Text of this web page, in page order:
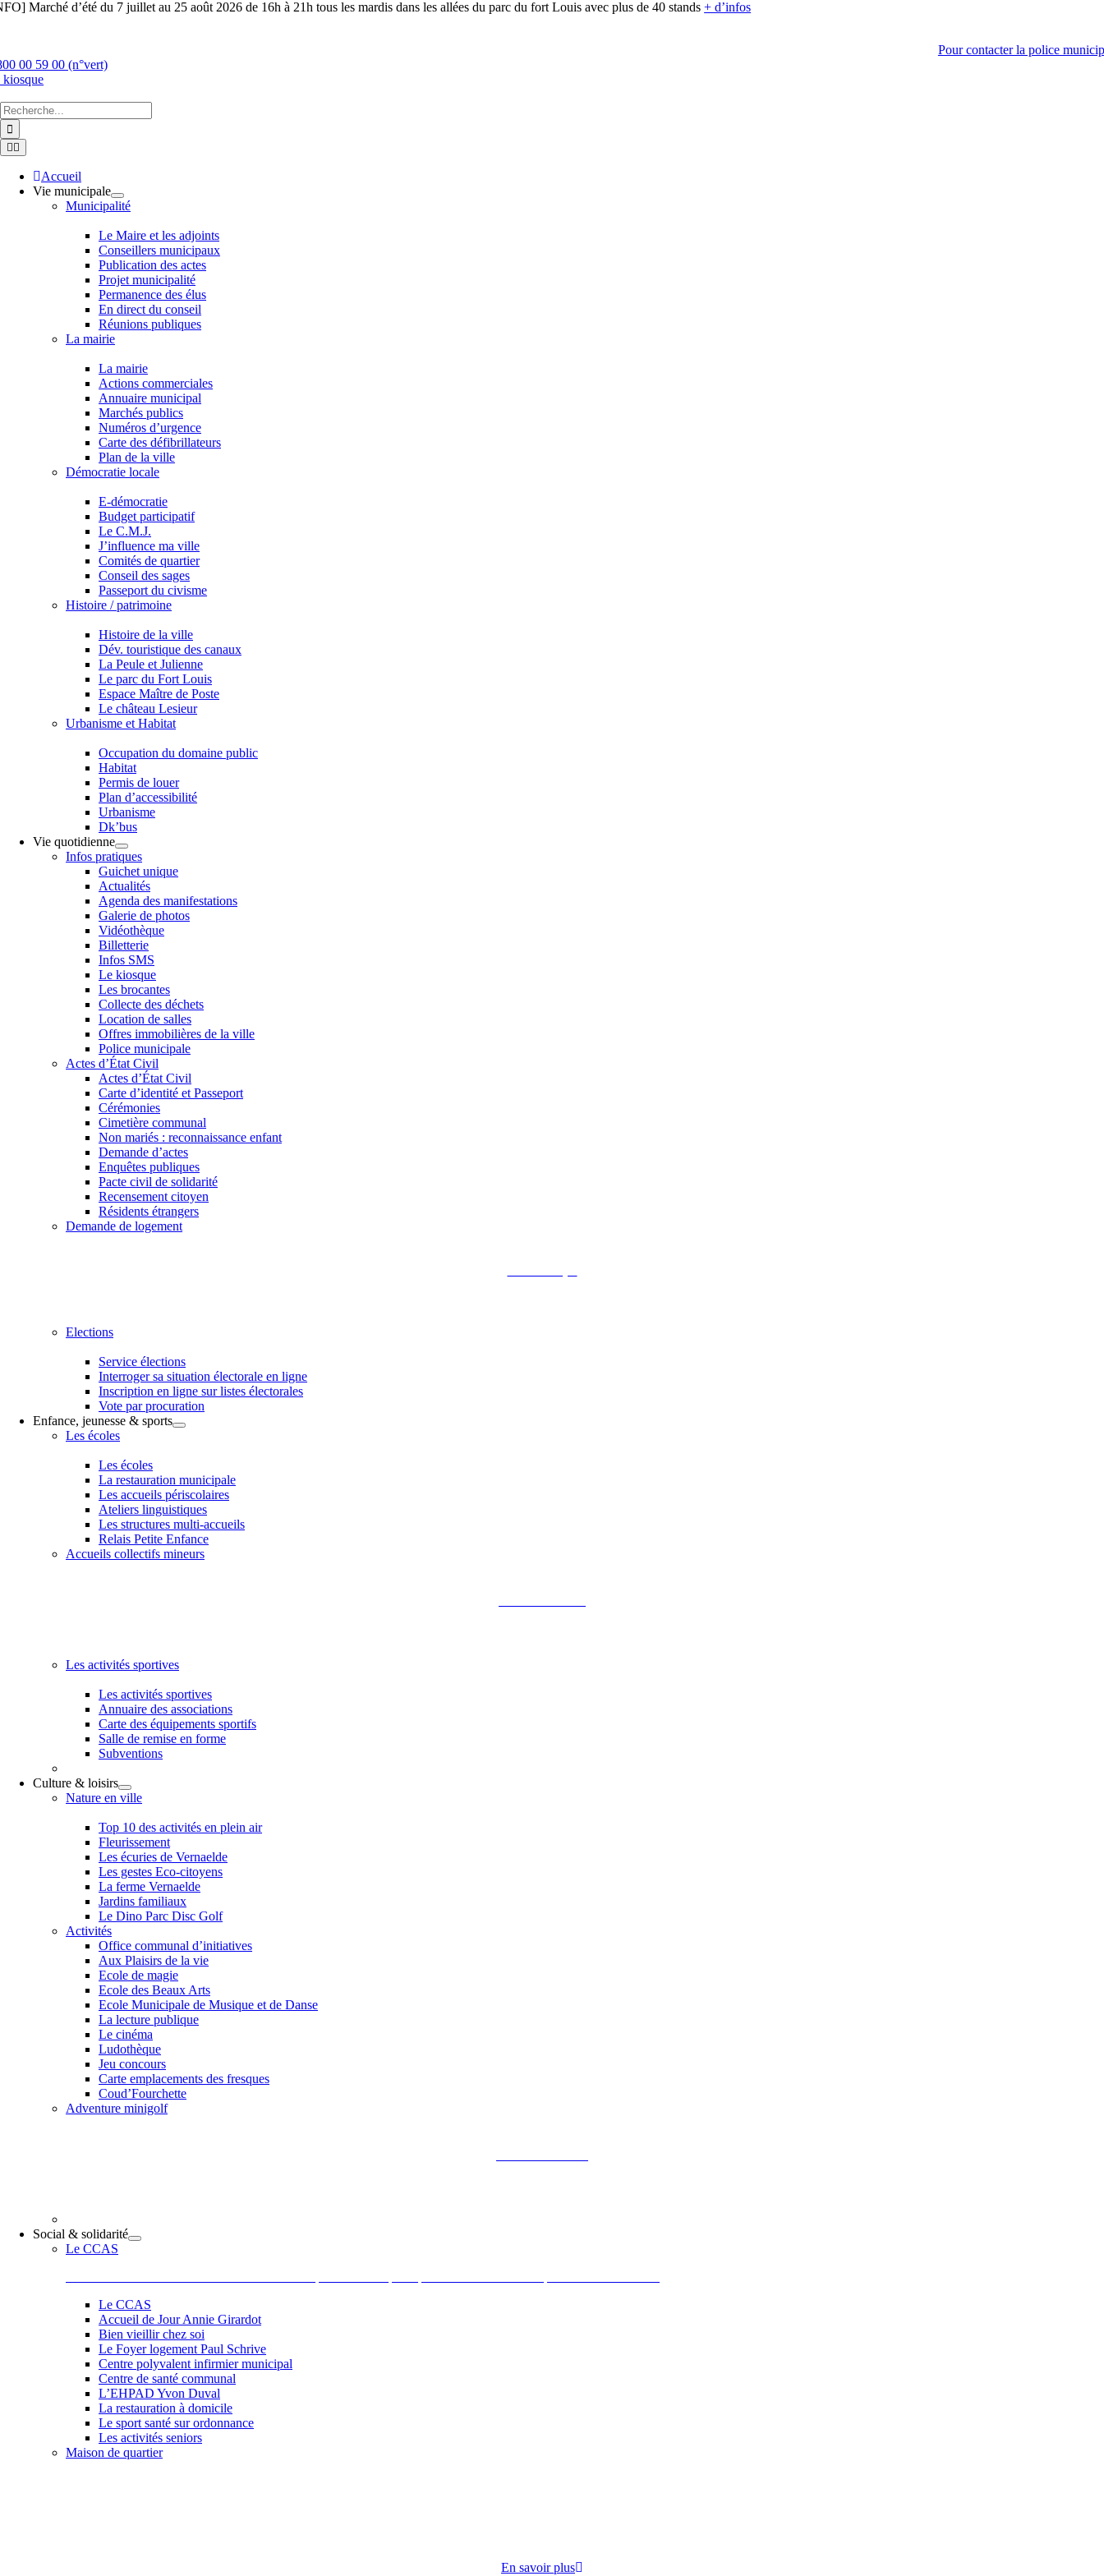
SkipMarché d’été du 7 juillet au 25 août 2026 de 16h à 21h tous les mardis dans les allées du parc du fort Louis avec plus de 40 stands+ d’infos
Pour contacter la police
00 59 00 (n°vert)
kiosque
Chercher
:
Toggle
Navigation
Accueil
Vie municipale
Municipalité
Le Maire et les adjoints
Conseillers municipaux
Publication des actes
Projet municipalité
Permanence des élus
En direct du conseil
Réunions publiques
La mairie
La mairie
Actions commerciales
Annuaire municipal
Marchés publics
Numéros d’urgence
Carte des défibrillateurs
Plan de la ville
Démocratie locale
E-démocratie
Budget participatif
Le C.M.J.
J’influence ma ville
Comités de quartier
Conseil des sages
Passeport du civisme
Histoire / patrimoine
Histoire de la ville
Dév. touristique des canaux
La Peule et Julienne
Le parc du Fort Louis
Espace Maître de Poste
Le château Lesieur
Urbanisme et Habitat
Occupation du domaine public
Habitat
Permis de louer
Plan d’accessibilité
Urbanisme
Dk’bus
Vie quotidienne
Infos pratiques
Guichet unique
Actualités
Agenda des manifestations
Galerie de photos
Vidéothèque
Billetterie
Infos SMS
Le kiosque
Les brocantes
Collecte des déchets
Location de salles
Offres immobilières de la ville
Police municipale
Actes d’État Civil
Actes d’État Civil
Carte d’identité et Passeport
Cérémonies
Cimetière communal
Non mariés : reconnaissance enfant
Demande d’actes
Enquêtes publiques
Pacte civil de solidarité
Recensement citoyen
Résidents étrangers
Demande de logement
Elections
Service élections
Interroger sa situation électorale en ligne
Inscription en ligne sur listes électorales
Vote par procuration
Enfance, jeunesse & sports
Les écoles
Les écoles
La restauration municipale
Les accueils périscolaires
Ateliers linguistiques
Les structures multi-accueils
Relais Petite Enfance
Accueils collectifs mineurs
Les activités sportives
Les activités sportives
Annuaire des associations
Carte des équipements sportifs
Salle de remise en forme
Subventions
Culture & loisirs
Nature en ville
Top 10 des activités en plein air
Fleurissement
Les écuries de Vernaelde
Les gestes Eco-citoyens
La ferme Vernaelde
Jardins familiaux
Le Dino Parc Disc Golf
Activités
Office communal d’initiatives
Aux Plaisirs de la vie
Ecole de magie
Ecole des Beaux Arts
Ecole Municipale de Musique et de Danse
La lecture publique
Le cinéma
Ludothèque
Jeu concours
Carte emplacements des fresques
Coud’Fourchette
Adventure minigolf
Social & solidarité
Le CCAS
Le CCAS
Accueil de Jour Annie Girardot
Bien vieillir chez soi
Le Foyer logement Paul Schrive
Centre polyvalent infirmier municipal
Centre de santé communal
L’EHPAD Yvon Duval
La restauration à domicile
Le sport santé sur ordonnance
Les activités seniors
Maison de quartier
En savoir plus